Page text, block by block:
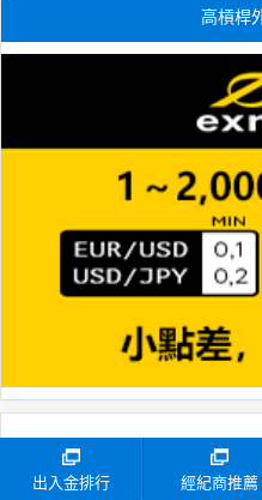
出入金排行 經紀商推薦
高槓桿
優秀外